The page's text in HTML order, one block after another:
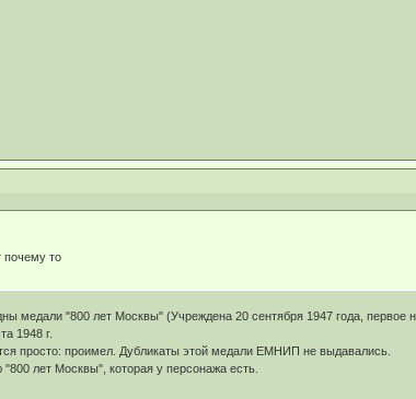
почему то
медали "800 лет Москвы" (Учреждена 20 сентября 1947 года,
1948 г.
просто: проимел. Дубликаты этой медали ЕМНИП не выдавались.
лет Москвы", которая у персонажа есть.